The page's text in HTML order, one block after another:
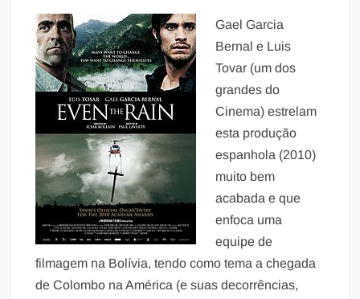
Gael Garcia
Bernal e Luis
Tovar (um dos
grandes do
Cinema) estrelam
esta produção
espanhola (2010)
muito bem
acabada e que
enfoca uma
equipe de
filmagem na Bolívia, tendo como tema a chegada
de Colombo na América (e suas decorrências,